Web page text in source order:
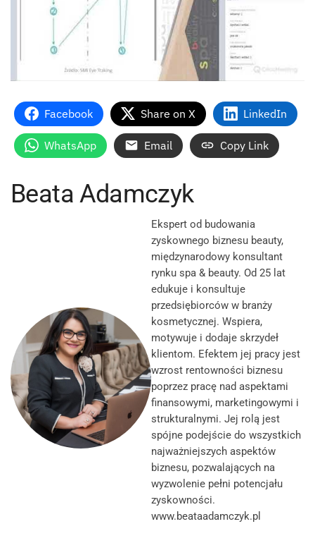
Facebook Share on X LinkedIn
WhatsApp Email Copy Link
Beata Adamczyk
Ekspert od budowania
zyskownego biznesu beauty,
międzynarodowy konsultant
rynku spa & beauty. Od 25 lat
edukuje i konsultuje
przedsiębiorców w branży
kosmetycznej. Wspiera,
motywuje i dodaje skrzydeł
klientom. Efektem jej pracy jest
wzrost rentowności biznesu
poprzez pracę nad aspektami
finansowymi, marketingowymi i
strukturalnymi. Jej rolą jest
spójne podejście do wszystkich
najważniejszych aspektów
biznesu, pozwalających na
wyzwolenie pełni potencjału
zyskowności.
www.beataadamczyk.pl